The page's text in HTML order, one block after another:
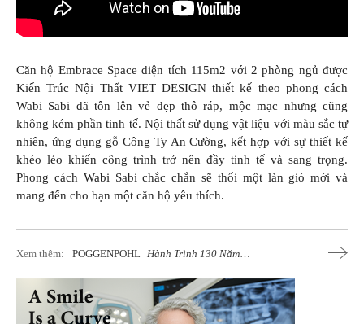
Căn hộ Embrace Space diện tích 115m2 với 2 phòng ngủ được
Kiến Trúc Nội Thất VIET DESIGN thiết kế theo phong cách
Wabi Sabi đã tôn lên vẻ đẹp thô ráp, mộc mạc nhưng cũng
không kém phần tinh tế. Nội thất sử dụng vật liệu với màu sắc tự
nhiên, ứng dụng gỗ Công Ty An Cường, kết hợp với sự thiết kế
khéo léo khiến công trình trở nên đầy tinh tế và sang trọng.
Phong cách Wabi Sabi chắc chắn sẽ thổi một làn gió mới và
mang đến cho bạn một căn hộ yêu thích.
Xem thêm: POGGENPOHL Hành Trình 130 Năm